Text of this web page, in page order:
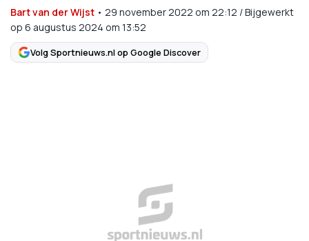
Bart van der Wijst • 29 november 2022 om 22:12 /Bijgewerkt
op 6 augustus 2024 om 13:52
Volg Sportnieuws.nl op Google Discover